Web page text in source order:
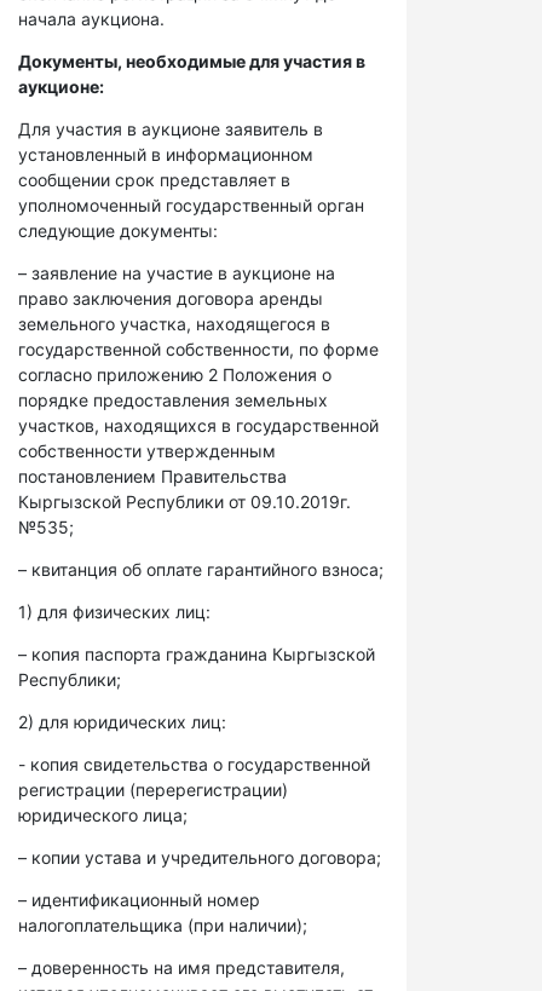
начала аукциона.
Документы, необходимые для участия в
аукционе:
Для участия в аукционе заявитель в
установленный в информационном
сообщении срок представляет в
уполномоченный государственный орган
следующие документы:
– заявление на участие в аукционе на
право заключения договора аренды
земельного участка, находящегося в
государственной собственности, по форме
согласно приложению 2 Положения о
порядке предоставления земельных
участков, находящихся в государственной
собственности утвержденным
постановлением Правительства
Кыргызской Республики от 09.10.2019г.
№535;
– квитанция об оплате гарантийного взноса;
1) для физических лиц:
– копия паспорта гражданина Кыргызской
Республики;
2) для юридических лиц:
- копия свидетельства о государственной
регистрации (перерегистрации)
юридического лица;
– копии устава и учредительного договора;
– идентификационный номер
налогоплательщика (при наличии);
– доверенность на имя представителя,